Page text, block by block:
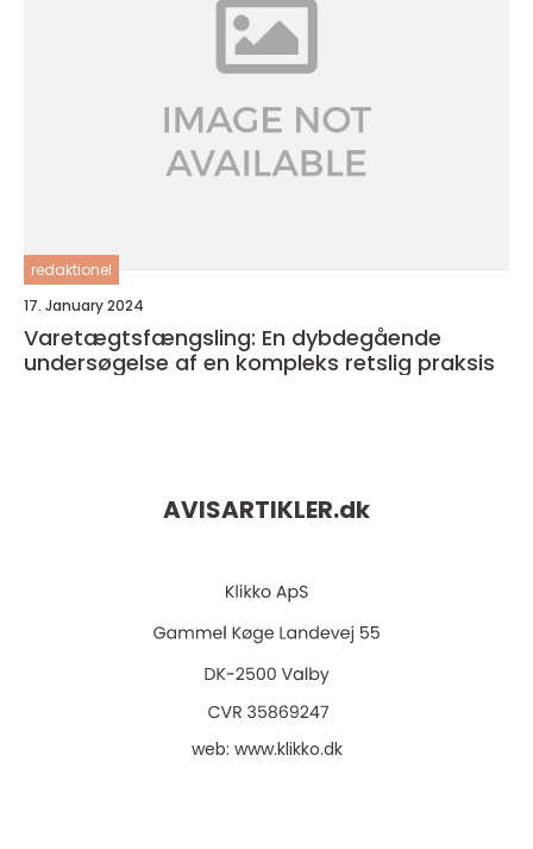
redaktionel
17. January 2024
Varetægtsfængsling: En dybdegående
undersøgelse af en kompleks retslig praksis
AVISARTIKLER.dk
web: www.klikko.dk